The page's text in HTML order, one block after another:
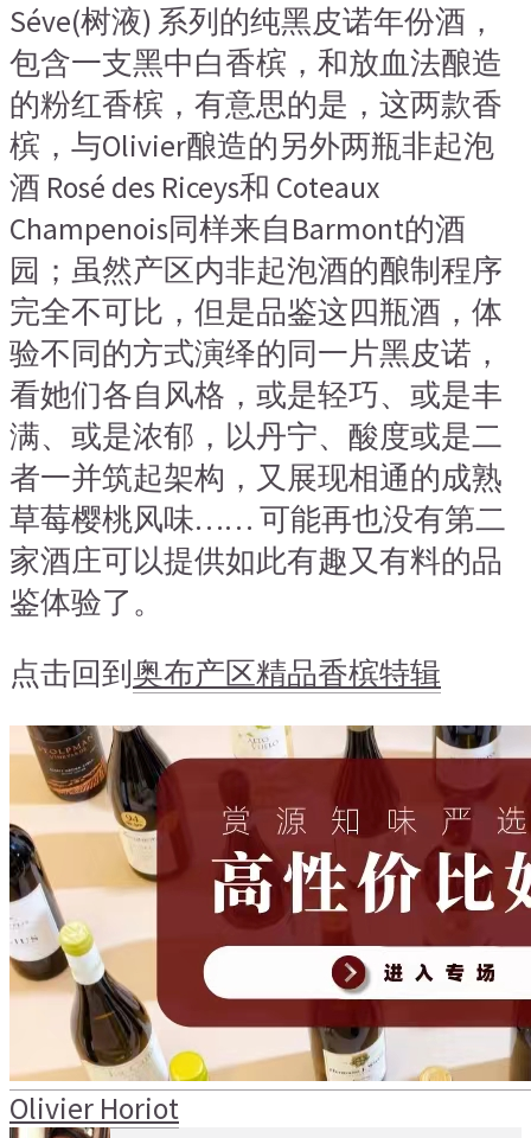
Séve(树液) 系列的纯黑皮诺年份酒，
包含一支黑中白香槟，和放血法酿造
的粉红香槟，有意思的是，这两款香
槟，与Olivier酿造的另外两瓶非起泡
酒 Rosé des Riceys和 Coteaux
Champenois同样来自Barmont的酒
园；虽然产区内非起泡酒的酿制程序
完全不可比，但是品鉴这四瓶酒，体
验不同的方式演绎的同一片黑皮诺，
看她们各自风格，或是轻巧、或是丰
满、或是浓郁，以丹宁、酸度或是二
者一并筑起架构，又展现相通的成熟
草莓樱桃风味…… 可能再也没有第二
家酒庄可以提供如此有趣又有料的品
鉴体验了。
点击回到奥布产区精品香槟特辑
Olivier Horiot